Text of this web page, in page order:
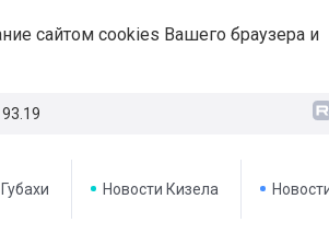
сайтом cookies Вашего браузера и
93.19
Новости Кизела